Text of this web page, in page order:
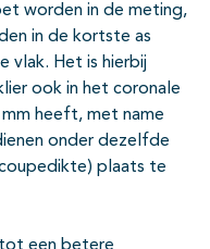
worden in de meting,
in de kortste as
vlak. Het is hierbij
ook in het coronale
heeft, met name
onder dezelfde
plaats te